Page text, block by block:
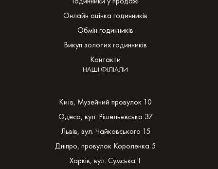
Онлайн оцінка годинників
Обмін годинників
Викуп золотих годинників
Контакти
НАШІ ФІЛІАЛИ
Київ, Музейний провулок 10
Одеса, вул. Рішельєвська 37
Львів, вул. Чайковського 15
Дніпро, провулок Короленка 5
Харків, вул. Сумська 1